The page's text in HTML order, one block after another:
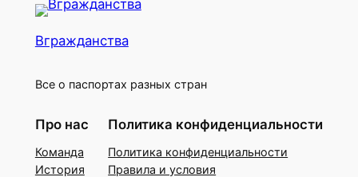
Вгражданства
Все о паспортах разных стран
Про нас
Команда
История
Политика конфиденциальности
Политика конфиденциальности
Правила и условия